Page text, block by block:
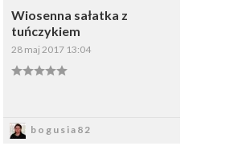
Wiosenna sałatka z
tuńczykiem
28 maj 2017 13:04
bogusia82